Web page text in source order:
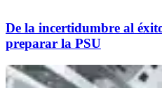
De la incertidumbre al
preparar la PSU